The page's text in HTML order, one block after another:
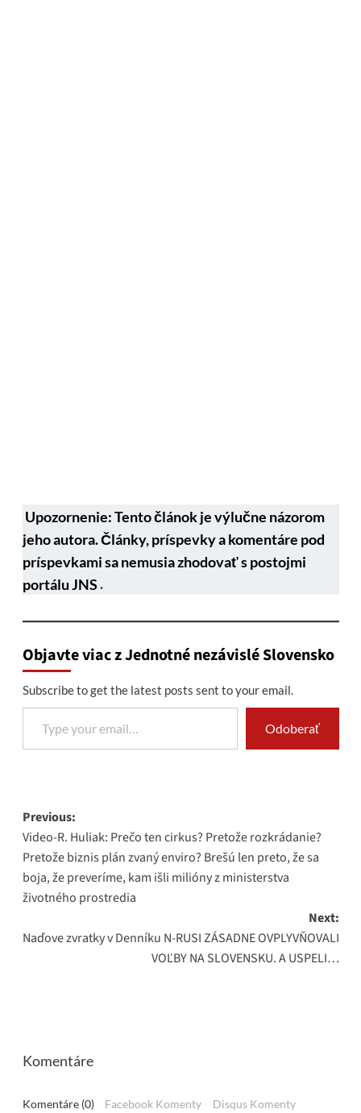
Upozornenie: Tento článok je výlučne názorom
jeho autora. Články, príspevky a komentáre pod
príspevkami sa nemusia zhodovať s postojmi
portálu JNS.
Objavte viac z Jednotné nezávislé Slovensko
Subscribe to get the latest posts sent to your email.
Type your email…
Odoberať
Post
navigation
Previous:
Video-R. Huliak: Prečo ten cirkus? Pretože rozkrádanie?
Pretože biznis plán zvaný enviro? Brešú len preto, že sa
boja, že preveríme, kam išli milióny z ministerstva
životného prostredia
Next:
Naďove zvratky v Denníku N-RUSI ZÁSADNE OVPLYVŇOVALI
VOĽBY NA SLOVENSKU. A USPELI…
Komentáre
Komentáre (0) Facebook Komenty Disqus Komenty